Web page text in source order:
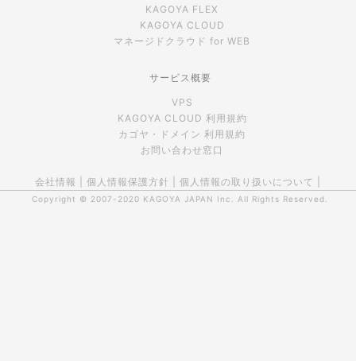
KAGOYA FLEX
KAGOYA CLOUD
マネージドクラウド for WEB
サービス概要
VPS
KAGOYA CLOUD 利用規約
カゴヤ・ドメイン 利用規約
お問い合わせ窓口
会社情報 個人情報保護方針 個人情報の取り扱いについて
Copyright © 2007-2020 KAGOYA JAPAN Inc. All Rights Reserved.